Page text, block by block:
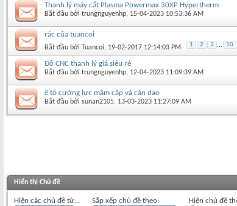
Thanh lý máy cắt Plasma Powermax 30XP Hypertherm
Bắt đầu bởi trungnguyenhp‎, 15-04-2023 10:53:36 AM
rác của tuancoi
Bắt đầu bởi Tuancoi‎, 19-02-2017 12:14:03 PM 1 2 3 ... 10
Đồ CNC thanh lý giá siêu rẻ
Bắt đầu bởi trungnguyenhp‎, 12-04-2023 11:09:39 AM
ê tô cường lực mâm cặp và cán dao
Bắt đầu bởi sunan2105‎, 13-03-2023 11:27:09 AM
Hiển thị Chủ đề
Hiện các chủ đề từ... Sắp xếp chủ đề theo:
Hiện chủ đề